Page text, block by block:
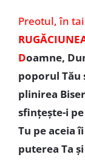
Preotul, în
Doamne,
poporul Tău
plinirea
sfințește-i
Tu pe aceia
puterea Ta